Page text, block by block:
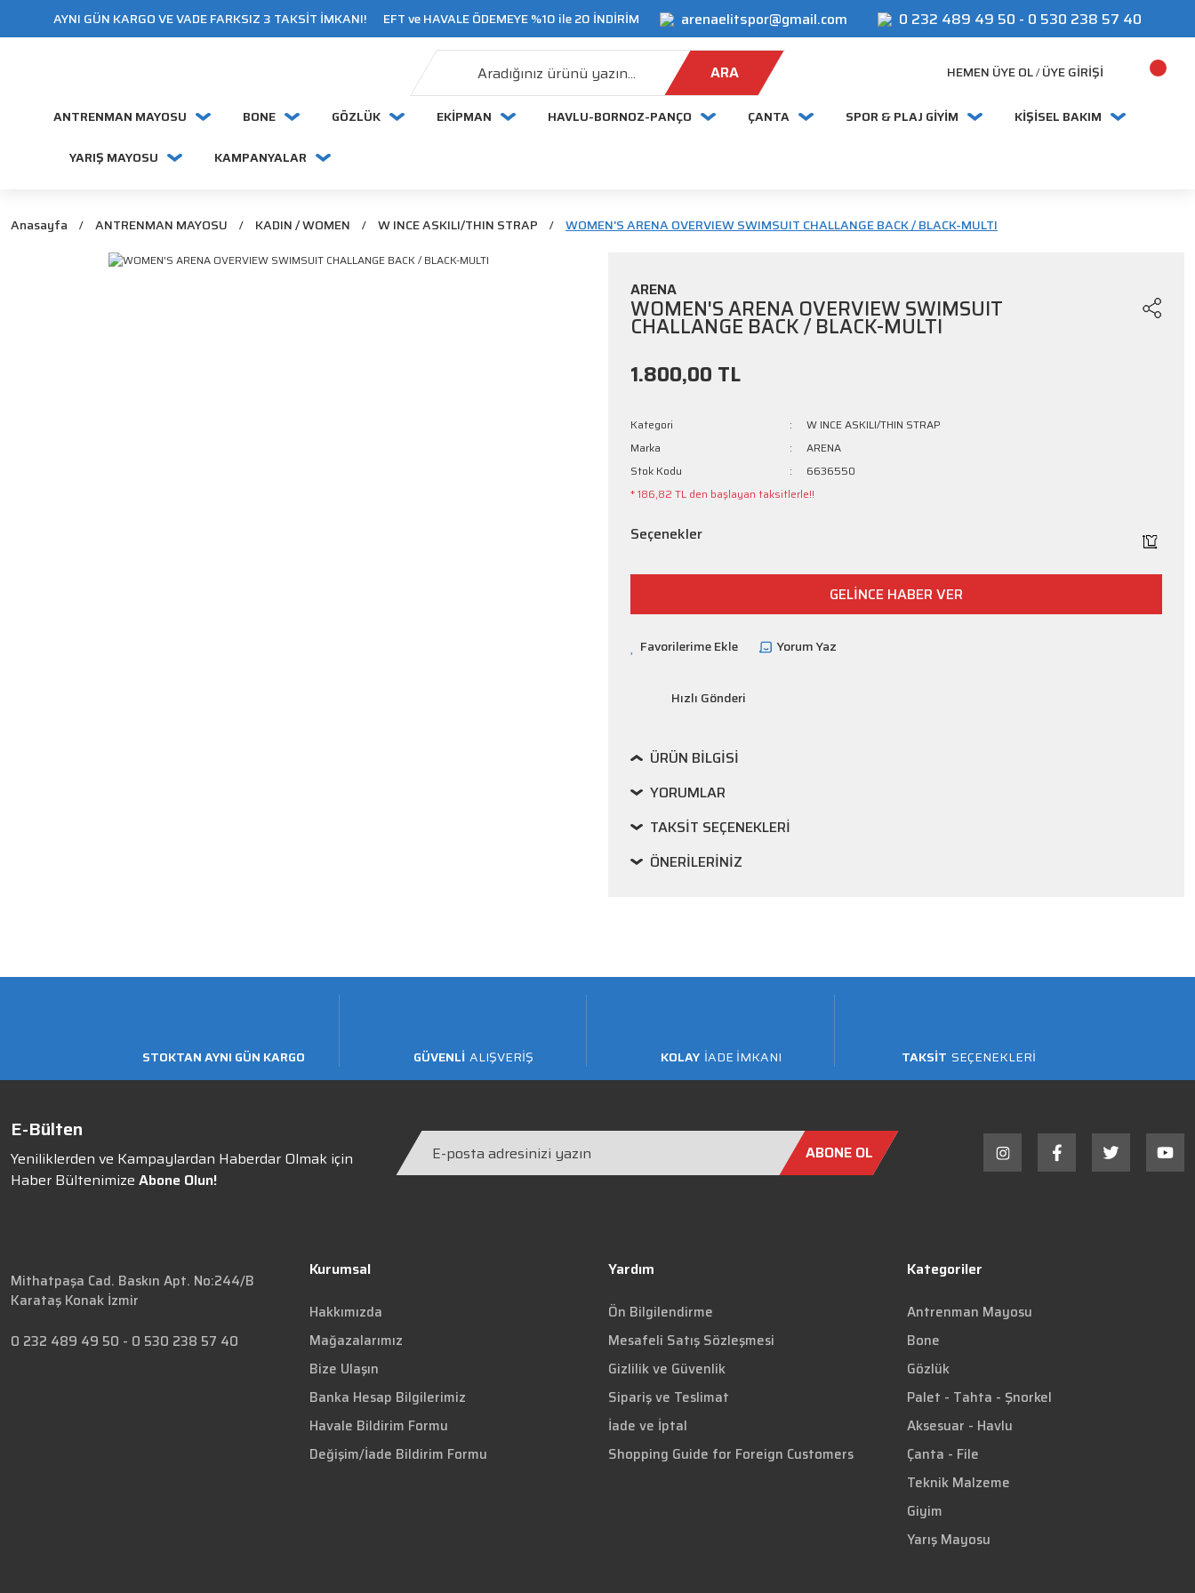
AYNI GÜN KARGO VE VADE FARKSIZ 3 TAKSİT İMKANI! EFT ve HAVALE ÖDEMEYE %10 ile 20 İNDİRİM arenaelitspor@gmail.com 0 232 489 49 50 - 0 530 238 57 40
ARA HEMEN ÜYE OL/ ÜYE GIRIŞI
ANTRENMAN MAYOSU BONE GÖZLÜK EKİPMAN HAVLU-BORNOZ-PANÇO ÇANTA SPOR & PLAJ GİYİM KİŞİSEL BAKIM
YARIŞ MAYOSU KAMPANYALAR
Anasayfa ANTRENMAN MAYOSU KADIN / WOMEN W INCE ASKILI/THIN STRAP WOMEN'S ARENA OVERVIEW SWIMSUIT CHALLANGE BACK / BLACK-MULTI
ARENA
WOMEN'S ARENA OVERVIEW SWIMSUIT
CHALLANGE BACK / BLACK-MULTI
1.800,00 TL
Kategori
W INCE ASKILI/THIN STRAP
Marka
ARENA
Stok Kodu
6636550
* 186,82 TL den başlayan taksitlerle!!
Seçenekler
GELİNCE HABER VER
Yorum Yaz
Hızlı Gönderi
ÜRÜN BILGISI
YORUMLAR
TAKSIT SEÇENEKLERI
ÖNERILERINIZ
STOKTAN AYNI GÜN KARGO GÜVENLİ ALIŞVERİŞ KOLAY İADE İMKANI TAKSİT SEÇENEKLERİ
E-Bülten
Yeniliklerden ve Kampaylardan Haberdar Olmak için
Haber Bültenimize Abone Olun!
ABONE OL
Mithatpaşa Cad. Baskın Apt. No:244/B
Karataş Konak İzmir
0 232 489 49 50 - 0 530 238 57 40
Kurumsal
Hakkımızda
Mağazalarımız
Bize Ulaşın
Banka Hesap Bilgilerimiz
Havale Bildirim Formu
Değişim/İade Bildirim Formu
Yardım
Ön Bilgilendirme
Mesafeli Satış Sözleşmesi
Gizlilik ve Güvenlik
Sipariş ve Teslimat
İade ve İptal
Shopping Guide for Foreign Customers
Kategoriler
Antrenman Mayosu
Bone
Gözlük
Palet - Tahta - Şnorkel
Aksesuar - Havlu
Çanta - File
Teknik Malzeme
Giyim
Yarış Mayosu